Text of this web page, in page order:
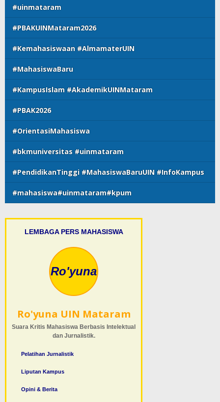
#uinmataram
#PBAKUINMataram2026
#Kemahasiswaan #AlmamaterUIN
#MahasiswaBaru
#KampusIslam #AkademikUINMataram
#PBAK2026
#OrientasiMahasiswa
#bkmuniversitas #uinmataram
#PendidikanTinggi #MahasiswaBaruUIN #InfoKampus
#mahasiswa#uinmataram#kpum
LEMBAGA PERS MAHASISWA
Ro'yuna
Ro'yuna UIN Mataram
Suara Kritis Mahasiswa Berbasis Intelektual
dan Jurnalistik.
Pelatihan Jurnalistik
Liputan Kampus
Opini & Berita